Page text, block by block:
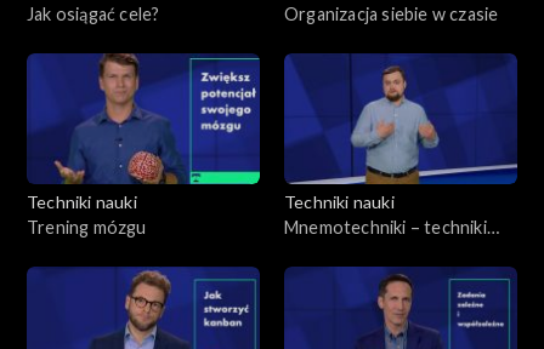
Jak osiągać cele?
Organizacja siebie w czasie
Techniki nauki
Trening mózgu
Techniki nauki
Mnemotechniki – techniki